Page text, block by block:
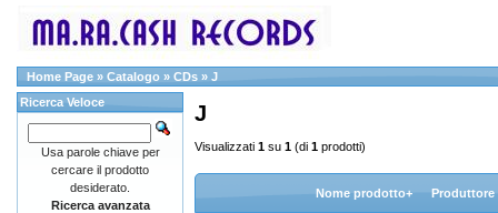
Home Page » Catalogo » CDs » J
J
Visualizzati 1 su 1 (di 1 prodotti)
Nome prodotto+ Produttore
Ricerca Veloce
Usa parole chiave per
cercare il prodotto
desiderato.
Ricerca avanzata